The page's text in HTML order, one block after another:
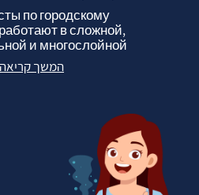
по городскому
в сложной,
и многослойной...
המשך קריאה